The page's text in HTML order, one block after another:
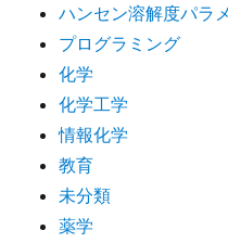
ハンセン溶解度パラ
プログラミング
化学
化学工学
情報化学
教育
未分類
薬学